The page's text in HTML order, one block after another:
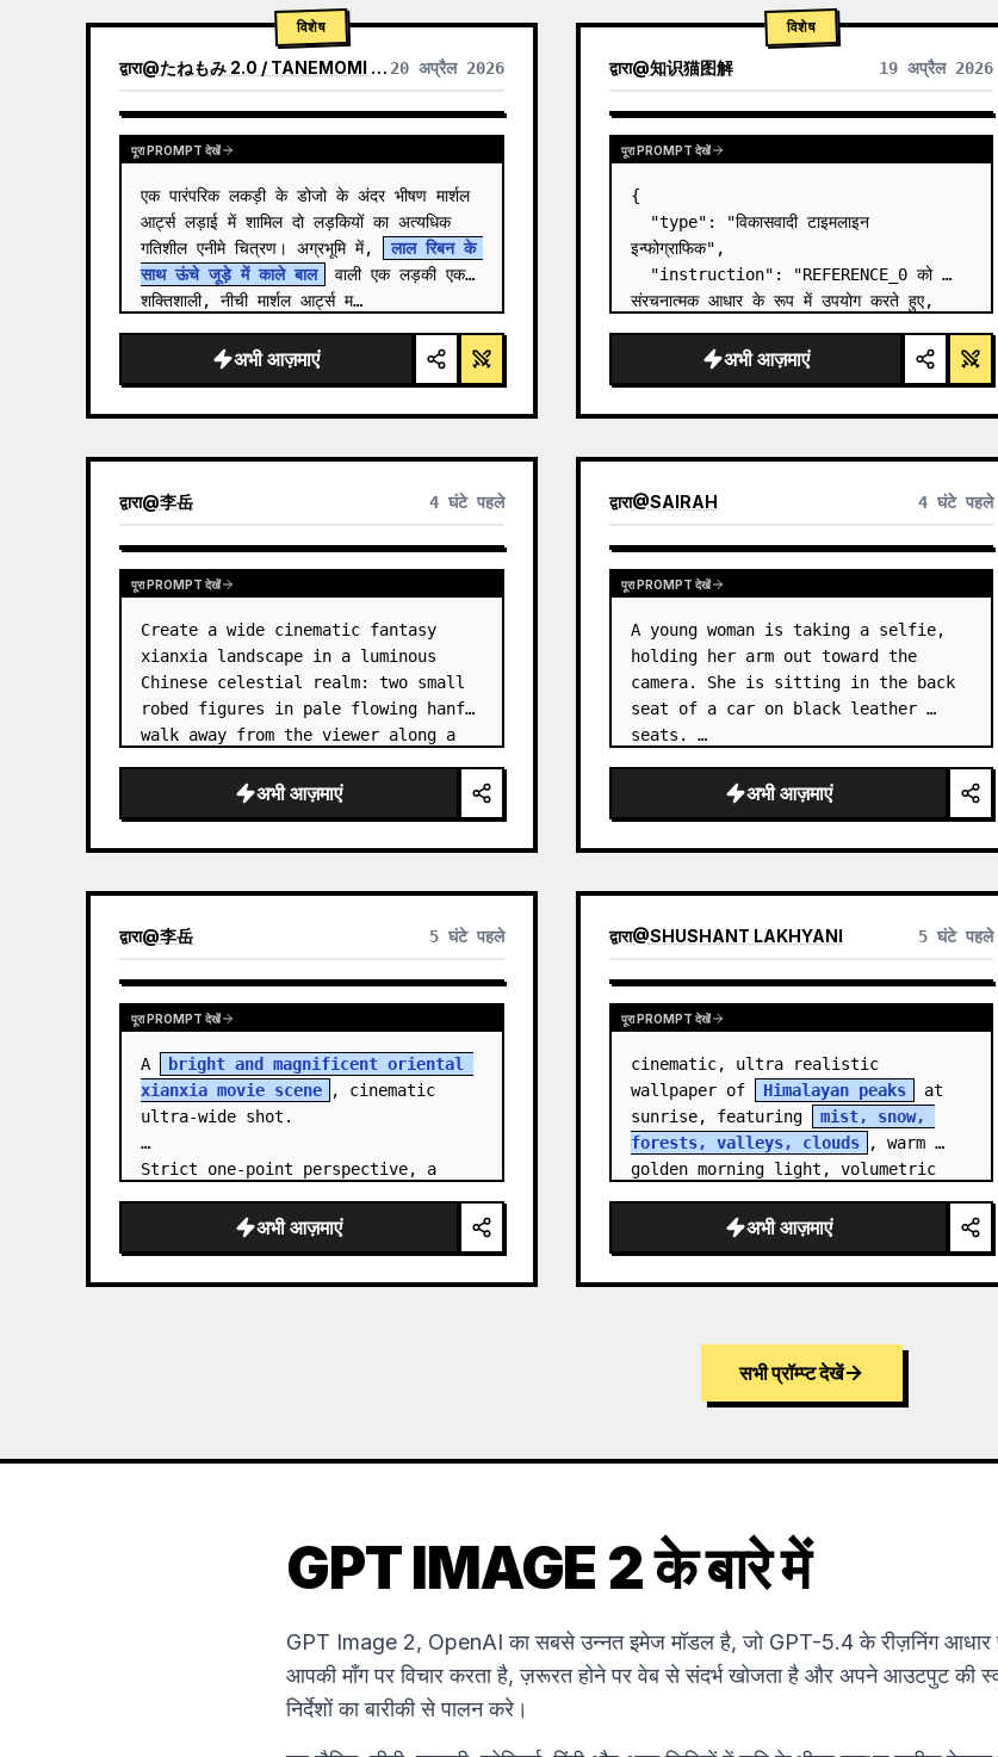
विशेष
द्वारा@たねもみ 2.0 / TANEMOMI VER2.0 20 अप्रैल 2026
पूरा PROMPT देखें
एक पारंपरिक लकड़ी के डोजो के अंदर भीषण मार्शल
आर्ट्स लड़ाई में शामिल दो लड़कियों का अत्यधिक
गतिशील एनीमे चित्रण। अग्रभूमि में,
लाल रिबन के
साथ ऊंचे जूड़े में काले बाल
वाली एक लड़की एक
शक्तिशाली, नीची मार्शल आर्ट्स म…
अभी आज़माएं
विशेष
द्वारा@知识猫图解 19 अप्रैल 2026
पूरा PROMPT देखें
{
  "type": "विकासवादी टाइमलाइन
इन्फोग्राफिक",
  "instruction": "REFERENCE_0 को
संरचनात्मक आधार के रूप में उपयोग करते हुए,
3D इन्फोग्राफिक में बदलें। चिकने रैंप को अलग-
अलग पत्थर की सीढ़ियों से बदलें और सभी जीवों को…
अभी आज़माएं
द्वारा@李岳 4 घंटे पहले
पूरा PROMPT देखें
Create a wide cinematic fantasy
xianxia landscape in a luminous
Chinese celestial realm: two small
robed figures in pale flowing hanfu
walk away from the viewer along a
enormous ornate palace gate rising
from a mirror-still l…
अभी आज़माएं
द्वारा@SAIRAH 4 घंटे पहले
पूरा PROMPT देखें
A young woman is taking a selfie,
holding her arm out toward the
camera. She is sitting in the back
seat of a car on black leather
seats. …
अभी आज़माएं
द्वारा@李岳 5 घंटे पहले
पूरा PROMPT देखें
A
bright and magnificent oriental
xianxia movie scene
, cinematic
ultra-wide shot.
Strict one-point perspective, a
light golden jade, passing through
the sea of clouds from the bottom…
अभी आज़माएं
द्वारा@SHUSHANT LAKHYANI 5 घंटे पहले
पूरा PROMPT देखें
cinematic, ultra realistic
wallpaper of
Himalayan peaks
at
sunrise, featuring
mist, snow,
forests, valleys, clouds
, warm
golden morning light, volumetric
अभी आज़माएं
सभी प्रॉम्प्ट देखें
GPT IMAGE 2 के बारे में
GPT Image 2, OpenAI का सबसे उन्नत इमेज मॉडल है, जो GPT-5.4 के रीज़निंग
आपकी माँग पर विचार करता है, ज़रूरत होने पर वेब से संदर्भ खोजता है और अपने आउटपुट की
निर्देशों का बारीकी से पालन करे।